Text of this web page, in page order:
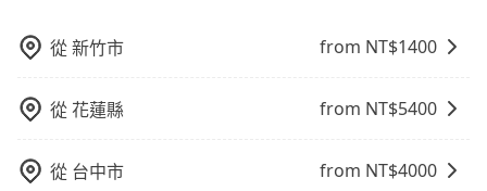
從新竹市 from NT$1400
從花蓮縣 from NT$5400
從 台中市 from NT$4000